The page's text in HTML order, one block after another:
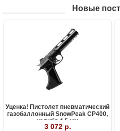
Новые
Уценка! Пистолет пневматический
газобаллонный SnowPeak CP400,
калибр 4.5 мм
3 072 р.